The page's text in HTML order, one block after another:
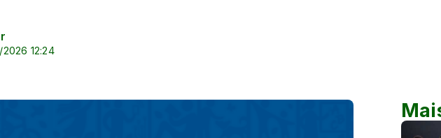
12:24